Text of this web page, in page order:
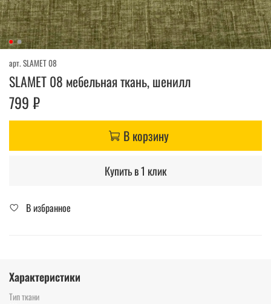
арт. SLAMET 08
SLAMET 08 мебельная ткань, шенилл
799 ₽
В корзину
Купить в 1 клик
В избранное
Характеристики
Тип ткани